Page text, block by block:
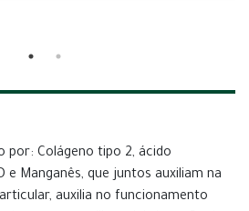
por: Colágeno tipo 2, ácido
e Manganês, que juntos auxiliam na
auxilia no funcionamento